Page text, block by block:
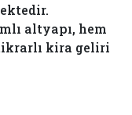
altyapı, hem
kira geliri